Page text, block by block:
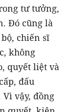
tư tưởng,
Đó cũng là
chiến sĩ
không
quyết liệt và
đấu
vậy, đồng